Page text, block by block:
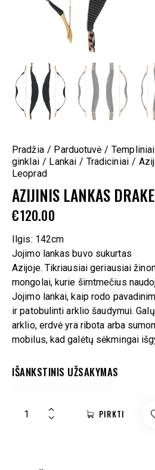
Pradžia Parduotuvė
Templiniai
ginklai
Lankai Tradiciniai
Leoprad
AZIJINIS LANKAS
€120.00
Ilgis: 142cm
Jojimo lankas buvo sukurtas
Azijoje. Tikriausiai geriausiai
mongolai, kurie šimtmečius
Jojimo lankai, kaip rodo
ir patobulinti arklio šaudymui.
arklio, erdvė yra ribota arba
mobilus, kad galėtų sėkmingai
IŠANKSTINIS UŽSAKYMAS
PIRKTI